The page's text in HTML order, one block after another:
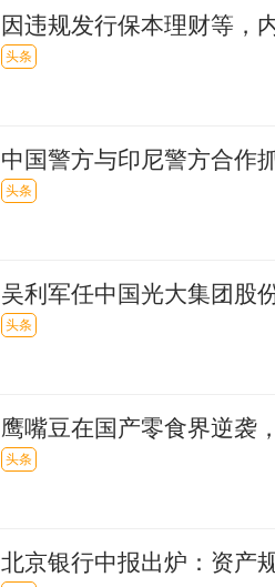
因违规发行保本理财等，
头条
中国警方与印尼警方合作
的电信网络诈骗犯罪嫌疑人
头条
吴利军任中国光大集团股
头条
鹰嘴豆在国产零食界逆袭
头条
北京银行中报出炉：资产